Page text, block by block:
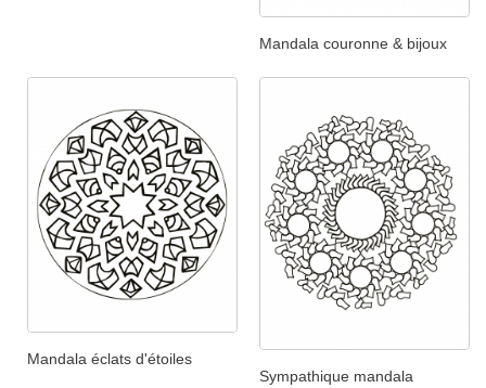
Mandala couronne & bijoux
Mandala éclats d'étoiles
Sympathique mandala